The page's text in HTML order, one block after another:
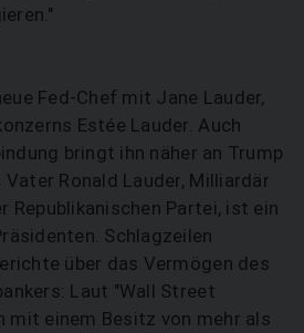
Fed-Chef mit Jane Lauder,
Estée Lauder. Auch
bringt ihn näher an Trump
Vater Ronald Lauder, Milliardär
Republikanischen Partei, ist ein
Schlagzeilen
über das Vermögen des
Laut "Wall Street
mit einem Besitz von mehr als